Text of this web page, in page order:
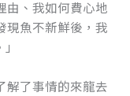
由、我如何費心地
現魚不新鮮後，我
解了事情的來龍去